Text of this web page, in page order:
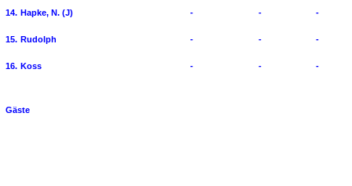
14. Hapke, N. (J) - - -
15. Rudolph - - -
16. Koss - - -
Gäste